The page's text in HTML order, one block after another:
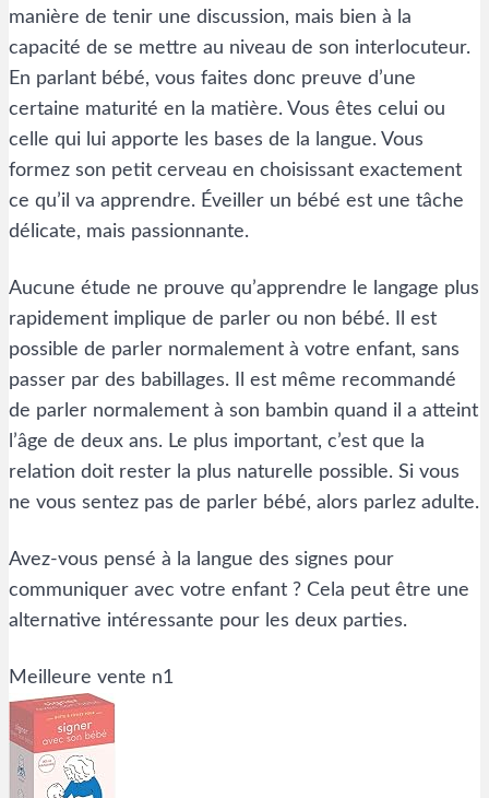
manière de tenir une discussion, mais bien à la
capacité de se mettre au niveau de son interlocuteur.
En parlant bébé, vous faites donc preuve d’une
certaine maturité en la matière. Vous êtes celui ou
celle qui lui apporte les bases de la langue. Vous
formez son petit cerveau en choisissant exactement
ce qu’il va apprendre. Éveiller un bébé est une tâche
délicate, mais passionnante.
Aucune étude ne prouve qu’apprendre le langage plus
rapidement implique de parler ou non bébé. Il est
possible de parler normalement à votre enfant, sans
passer par des babillages. Il est même recommandé
de parler normalement à son bambin quand il a atteint
l’âge de deux ans. Le plus important, c’est que la
relation doit rester la plus naturelle possible. Si vous
ne vous sentez pas de parler bébé, alors parlez adulte.
Avez-vous pensé à la langue des signes pour
communiquer avec votre enfant ? Cela peut être une
alternative intéressante pour les deux parties.
Meilleure vente n1